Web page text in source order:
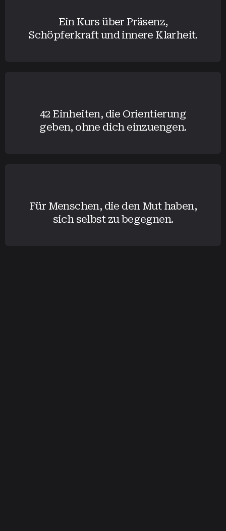
Ein Kurs über Präsenz,
Schöpferkraft und innere Klarheit.
42 Einheiten, die Orientierung
geben, ohne dich einzuengen.
Für Menschen, die den Mut haben,
sich selbst zu begegnen.